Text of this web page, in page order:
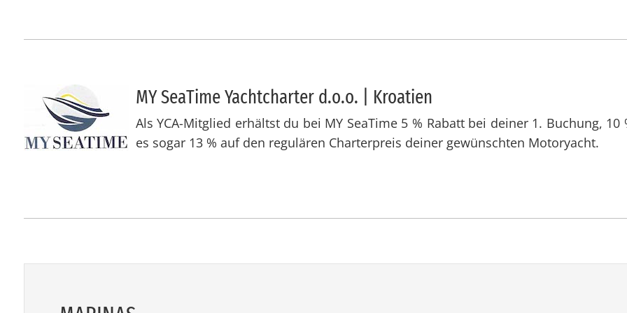
MY Sea­Ti­me Yacht­char­ter d.o.o. | Kroa­ti­en
Als YCA-Mitglied erhältst du bei MY SeaTime 5 % Rabatt bei deiner 1. Buchung,
es sogar 13 % auf den regulären Charterpreis deiner gewünschten Motoryacht.